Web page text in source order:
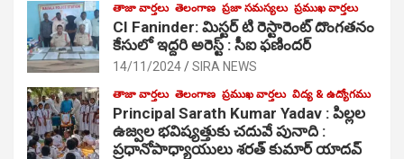
తాజా వార్తలు తెలంగాణ ప్రజా సమస్యలు ప్రముఖ వార్తలు
CI Faninder: మిస్టర్ టి రెస్టారెంట్ దొంగతనం
కేసులో ఇద్దరి అరెస్ట్ : సీఐ ఫణిందర్
14/11/2024 SIRA NEWS
తాజా వార్తలు తెలంగాణ ప్రముఖ వార్తలు విద్య & ఉద్యోగము
Principal Sarath Kumar Yadav : పిల్లల
ఉజ్వల భవిష్యత్తుకు చదువే పునాది :
ప్రధానోపాధ్యాయులు శరత్ కుమార్ యాదవ్